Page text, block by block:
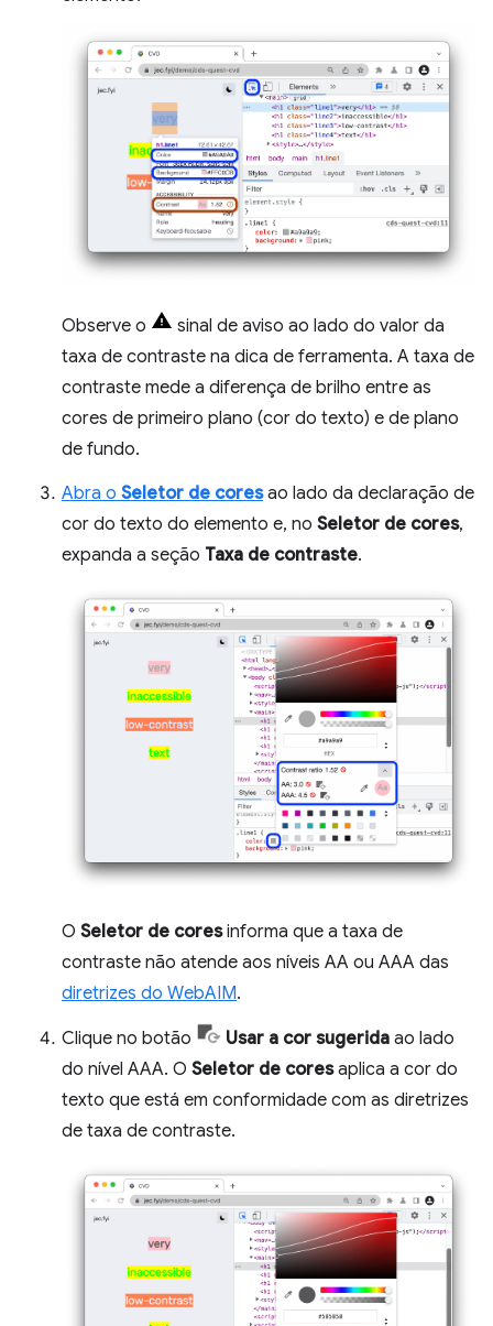
Observe o
sinal de aviso ao lado do valor da
taxa de contraste na dica de ferramenta. A taxa de
contraste mede a diferença de brilho entre as
cores de primeiro plano (cor do texto) e de plano
de fundo.
Abra o Seletor de coresao lado da declaração de
cor do texto do elemento e, no Seletor de cores,
expanda a seção Taxa de contraste.
O Seletor de coresinforma que a taxa de
contraste não atende aos níveis AA ou AAA das
diretrizes do WebAIM.
Clique no botão Usar a cor sugerida ao lado
do nível AAA. O Seletor de coresaplica a cor do
texto que está em conformidade com as diretrizes
de taxa de contraste.